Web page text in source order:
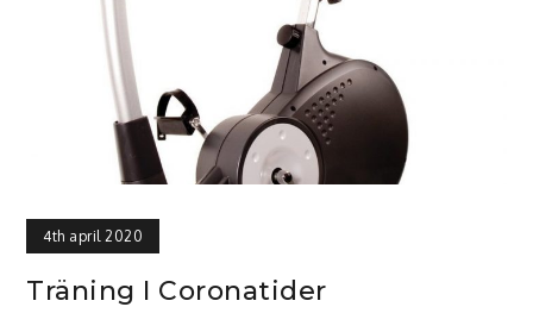
4th april 2020
Träning I Coronatider